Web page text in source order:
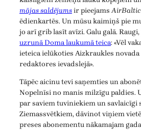
mājas saldējumsir pieejamsAirBaltic
ēdienkartēs. Un mūsu kaimiņš pie
jo arī grib lasīt avīzi. Galu galā.
uzrunā Doma laukumā teica: «Vēl
ieteica ielūkoties Aizkraukles novada
redaktores ievadslejā».
Tāpēc aicinu tevi saņemties un
Nopelnīsi no manis milzīgu paldies.
par saviem tuviniekiem un savlaicīgi
Ziemassvētkiem, dāvinot viņiem
preses abonementu nākamajam